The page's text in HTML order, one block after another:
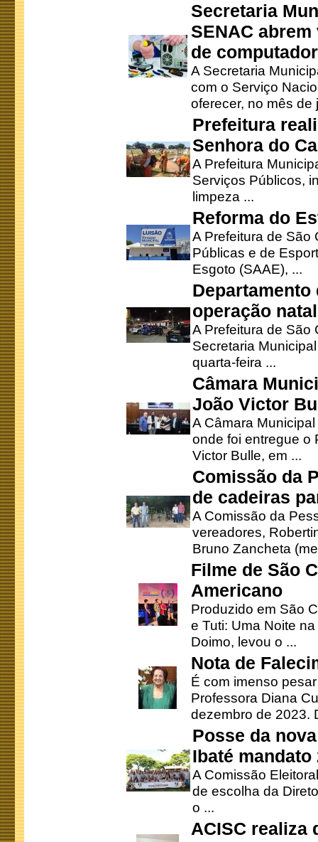
Secretaria
SENAC
de
A Secretaria
com o Serviço
oferecer, no mês de
Prefeitura
Senhora do
A Prefeitura
Serviços Públicos,
limpeza ...
Reforma do
A Prefeitura de São
Públicas e de
Esgoto (SAAE), ...
operação
A Prefeitura de São
Secretaria
quarta-feira ...
Câmara
João Victor
A Câmara
onde foi entregue o
Victor Bulle, em ...
Comissão da
de cadeiras
A Comissão da
vereadores,
Bruno Zancheta
Filme de São
Americano
Produzido em São
e Tuti: Uma Noite
Doimo, levou o ...
Nota de
É com imenso
Professora Diana
dezembro de 2023.
Posse da
Ibaté mandato
A Comissão
de escolha da
o ...
ACISC realiza